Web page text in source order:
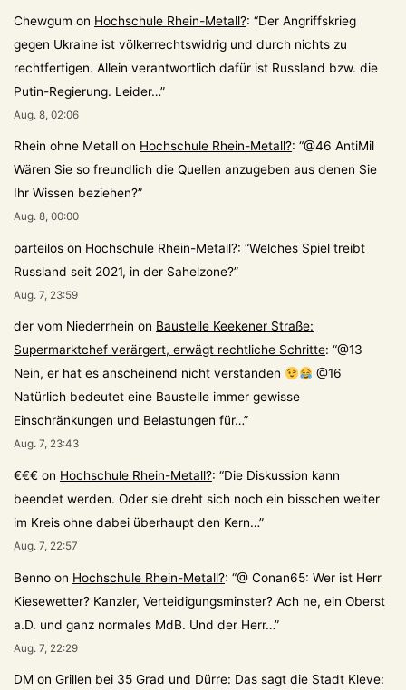
Chewgum on Hochschule Rhein-Metall?: “Der Angriffskrieg
gegen Ukraine ist völkerrechtswidrig und durch nichts zu
rechtfertigen. Allein verantwortlich dafür ist Russland bzw. die
Putin-Regierung. Leider…”
Aug. 8, 02:06
Rhein ohne Metall on Hochschule Rhein-Metall?: “@46 AntiMil
Wären Sie so freundlich die Quellen anzugeben aus denen Sie
Ihr Wissen beziehen?”
Aug. 8, 00:00
parteilos on Hochschule Rhein-Metall?: “Welches Spiel treibt
Russland seit 2021, in der Sahelzone?”
Aug. 7, 23:59
der vom Niederrhein on Baustelle Keekener Straße:
Supermarktchef verärgert, erwägt rechtliche Schritte: “@13
Nein, er hat es anscheinend nicht verstanden
@16
Natürlich bedeutet eine Baustelle immer gewisse
Einschränkungen und Belastungen für…”
Aug. 7, 23:43
€€€ on Hochschule Rhein-Metall?: “Die Diskussion kann
beendet werden. Oder sie dreht sich noch ein bisschen weiter
im Kreis ohne dabei überhaupt den Kern…”
Aug. 7, 22:57
Benno on Hochschule Rhein-Metall?: “@ Conan65: Wer ist Herr
Kiesewetter? Kanzler, Verteidigungsminster? Ach ne, ein Oberst
a.D. und ganz normales MdB. Und der Herr…”
Aug. 7, 22:29
DM on Grillen bei 35 Grad und Dürre: Das sagt die Stadt Kleve: